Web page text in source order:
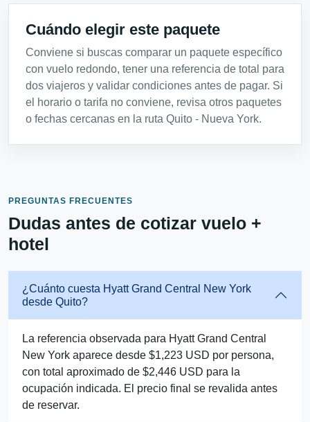
Cuándo elegir este paquete
Conviene si buscas comparar un paquete específico
con vuelo redondo, tener una referencia de total para
dos viajeros y validar condiciones antes de pagar. Si
el horario o tarifa no conviene, revisa otros paquetes
o fechas cercanas en la ruta Quito - Nueva York.
PREGUNTAS FRECUENTES
Dudas antes de cotizar vuelo +
hotel
¿Cuánto cuesta Hyatt Grand Central New York
desde Quito?
La referencia observada para Hyatt Grand Central
New York aparece desde $1,223 USD por persona,
con total aproximado de $2,446 USD para la
ocupación indicada. El precio final se revalida antes
de reservar.